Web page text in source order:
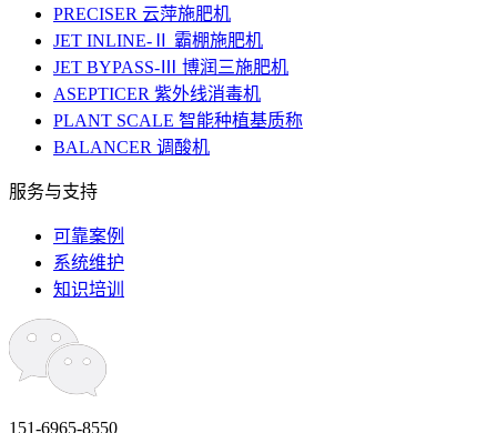
PRECISER 云萍施肥机
JET INLINE-Ⅱ 霸棚施肥机
JET BYPASS-Ⅲ 博润三施肥机
ASEPTICER 紫外线消毒机
PLANT SCALE 智能种植基质称
BALANCER 调酸机
服务与支持
可靠案例
系统维护
知识培训
151-6965-8550